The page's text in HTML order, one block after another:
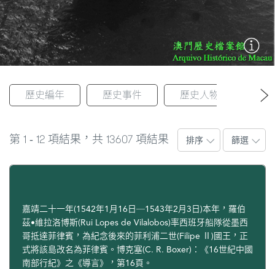
歷史編年 歷史事件 歷史人物
第 1 - 12 項結果，共 13607 項結果 排序 篩選
嘉靖二十一年(1542年1月16日─1543年2月3日)本年，羅伯
茲•維拉洛博斯(Rui Lopes de Vilalobos)率西班牙船隊從墨西
哥抵達菲律賓，為紀念後來的菲利浦二世(Filipe Ⅱ)國王，正
式將該島改名為菲律賓。博克塞(C. R. Boxer)：《16世紀中國
南部行紀》之《導言》，第16頁。